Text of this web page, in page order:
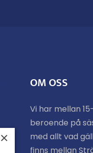
OM OSS
Vi har mellan
beroende på
med allt vad
finns mellan
×